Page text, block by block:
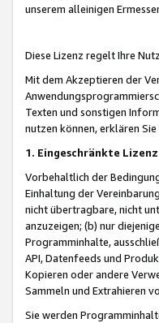
unserem alleinigen
Diese Lizenz regelt Ihre
Mit dem Akzeptieren der
Texten und sonstigen
nutzen können, erklären
1. Eingeschränkte
Vorbehaltlich der
Einhaltung der
nicht übertragbare, nicht
anzuzeigen; (b) nur
Programminhalte,
API, Datenfeeds und
Kopieren oder andere
Sammeln und Extrahieren
Sie werden